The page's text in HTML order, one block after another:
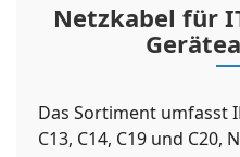
Netzkabel für
Das Sortiment umfasst
C13, C14, C19 und